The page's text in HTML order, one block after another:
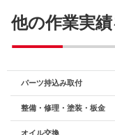
他の作業実
パーツ持込み取付
整備・修理・塗装・板金
オイル交換